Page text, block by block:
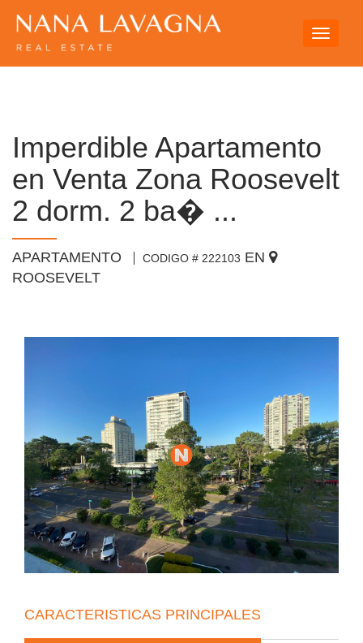
Toggle
Imperdible Apartamento
en Venta Zona Roosevelt
2 dorm. 2 ba� ...
APARTAMENTO CODIGO # 222103 EN
ROOSEVELT
CARACTERISTICAS PRINCIPALES